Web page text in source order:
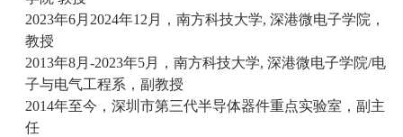
2023年6月2024年12月，南方科技大学, 深港微电子学院，
教授
2013年8月-2023年5月，南方科技大学, 深港微电子学院/电
子与电气工程系，副教授
2014年至今，深圳市第三代半导体器件重点实验室，副主
任